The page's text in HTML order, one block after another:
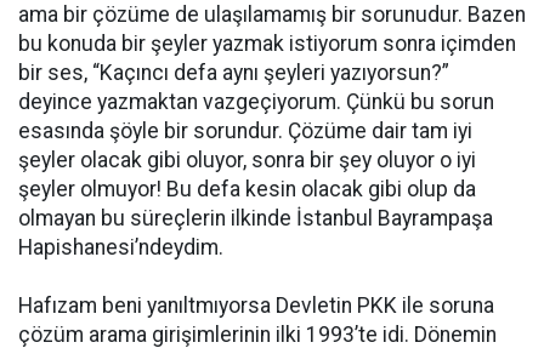
ama bir çözüme de ulaşılamamış bir sorunudur. Bazen
bu konuda bir şeyler yazmak istiyorum sonra içimden
bir ses, “Kaçıncı defa aynı şeyleri yazıyorsun?”
deyince yazmaktan vazgeçiyorum. Çünkü bu sorun
esasında şöyle bir sorundur. Çözüme dair tam iyi
şeyler olacak gibi oluyor, sonra bir şey oluyor o iyi
şeyler olmuyor! Bu defa kesin olacak gibi olup da
olmayan bu süreçlerin ilkinde İstanbul Bayrampaşa
Hapishanesi’ndeydim.
Hafızam beni yanıltmıyorsa Devletin PKK ile soruna
çözüm arama girişimlerinin ilki 1993’te idi. Dönemin